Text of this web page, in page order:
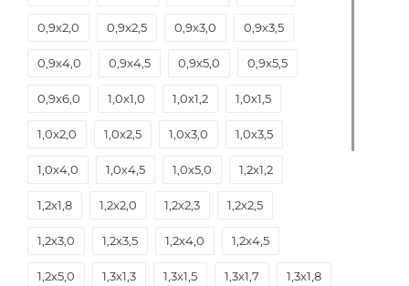
0,9х2,0 0,9х2,5 0,9х3,0 0,9х3,5
0,9х4,0 0,9х4,5 0,9х5,0 0,9х5,5
0,9х6,0 1,0х1,0 1,0х1,2 1,0х1,5
1,0х2,0 1,0х2,5 1,0х3,0 1,0х3,5
1,0х4,0 1,0х4,5 1,0х5,0 1,2х1,2
1,2х1,8 1,2х2,0 1,2х2,3 1,2х2,5
1,2х3,0 1,2х3,5 1,2х4,0 1,2х4,5
1,2х5,0 1,3х1,3 1,3х1,5 1,3х1,7 1,3х1,8